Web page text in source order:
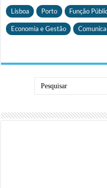
Lisboa Porto Função
Economia e Gestão